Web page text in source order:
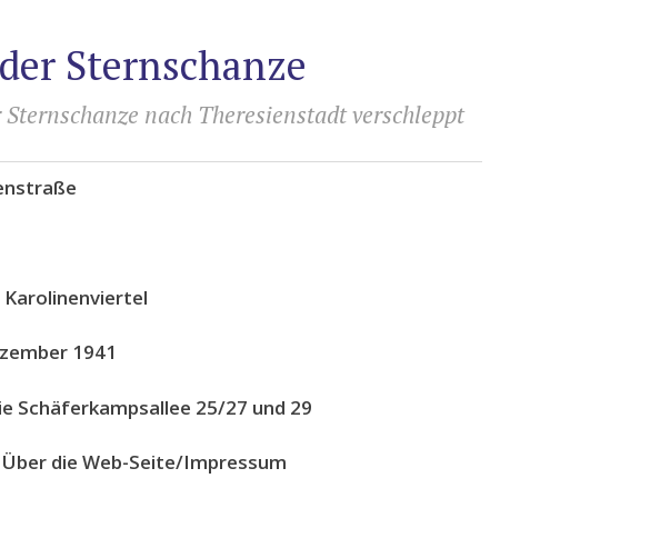
Sternschanze
nach Theresienstadt verschleppt
Karolinenviertel
1941
Schäferkampsallee 25/27 und 29
Über die Web-Seite/Impressum